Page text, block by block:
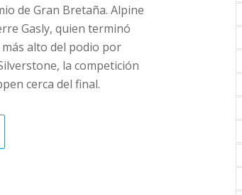
de Gran Bretaña. Alpine
Gasly, quien terminó
más alto del podio por
la competición
cerca del final.